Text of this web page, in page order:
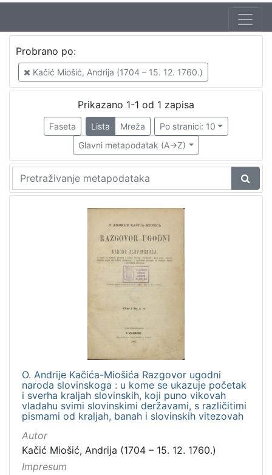
Jezik
hrvatski
cjelina
Digitalizirana zagrebačka baština
Probrano po:
Kačić Miošić, Andrija (1704 – 15. 12. 1760.)
Prikazano 1-1 od 1 zapisa
Faseta Lista Mreža
Po stranici: 10
Glavni metapodatak (A->Z)
O. Andrije Kačića-Miošića Razgovor ugodni
naroda slovinskoga : u kome se ukazuje početak
i sverha kraljah slovinskih, koji puno vikovah
vladahu svimi slovinskimi deržavami, s različitimi
pismami od kraljah, banah i slovinskih vitezovah
Autor
Kačić Miošić, Andrija (1704 – 15. 12. 1760.)
Impresum